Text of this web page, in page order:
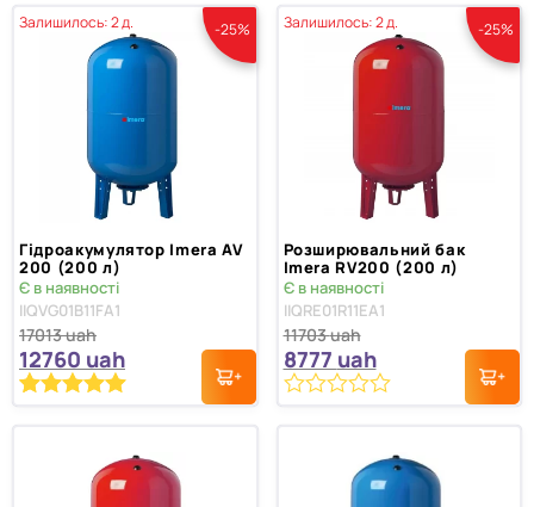
Залишилось: 2 д. -25%
Гідроакумулятор Imera AV
200 (200 л)
Є в наявності
IIQVG01B11FA1
17013uah
12760 uah
опитування
покупця
Залишилось: 2 д. -25%
Розширювальний бак
Imera RV200 (200 л)
Є в наявності
IIQRE01R11EA1
11703uah
8777 uah